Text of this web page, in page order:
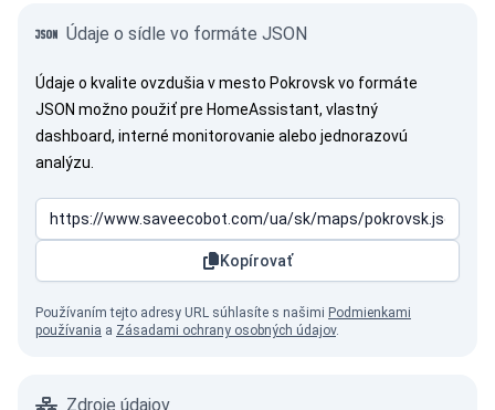
Údaje o sídle vo formáte JSON
Údaje o kvalite ovzdušia v mesto Pokrovsk vo formáte
JSON možno použiť pre HomeAssistant, vlastný
dashboard, interné monitorovanie alebo jednorazovú
analýzu.
Kopírovať
Používaním tejto adresy URL súhlasíte s našimi Podmienkami
používania a Zásadami ochrany osobných údajov.
Zdroje údajov